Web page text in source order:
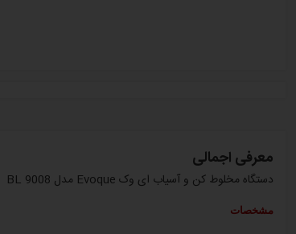
معرفی اجمالی
دستگاه مخلوط کن و آسیاب ای وک Evoque مدل BL 9008
مشخصات